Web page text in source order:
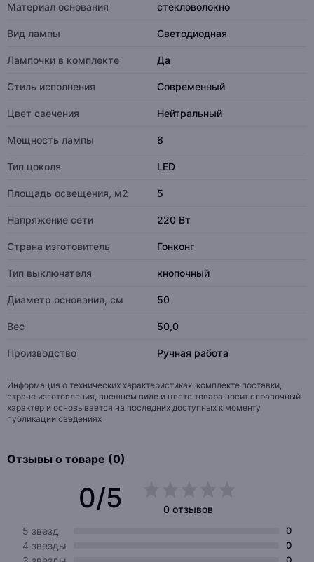
Материал основания стекловолокно
Вид лампы Светодиодная
Лампочки в комплекте Да
Стиль исполнения Современный
Цвет свечения Нейтральный
Мощность лампы 8
Тип цоколя LED
Площадь освещения, м2 5
Напряжение сети 220 Вт
Страна изготовитель Гонконг
Тип выключателя кнопочный
Диаметр основания, см 50
Вес 50,0
Производство Ручная работа
Информация о технических характеристиках, комплекте поставки,
стране изготовления, внешнем виде и цвете товара носит справочный
характер и основывается на последних доступных к моменту
публикации сведениях
Отзывы о товаре (0)
0/5
0 отзывов
5 звезд
0
4 звезды 0